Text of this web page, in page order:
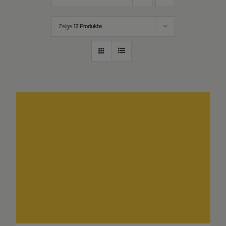
Zeige 12 Produkte